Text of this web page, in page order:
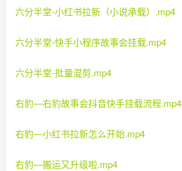
六分半堂-小红书拉新（小说承载）.mp4
六分半堂-快手小程序故事会挂载.mp4
六分半堂-批量混剪.mp4
右豹—右豹故事会抖音快手挂载流程.mp4
右豹—小红书拉新怎么开始.mp4
右豹—搬运又升级啦.mp4